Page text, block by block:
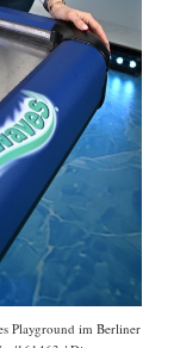
Playground im Berliner